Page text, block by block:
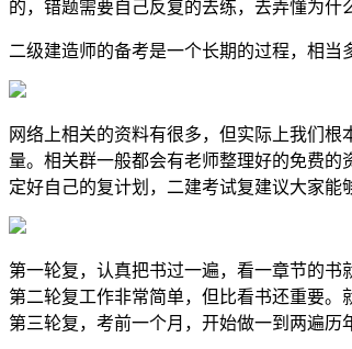
的，错题需要自己反复的去练，去弄懂为什
二级建造师的备考是一个长期的过程，相当
网络上相关的资料有很多，但实际上我们
量。相关群一般都会有老师整理好的免费的
定好自己的复计划，二建考试复建议大家能
第一轮复，认真把书过一遍，看一章节的书
第二轮复工作非常简单，但比看书还重要。
第三轮复，考前一个月，开始做一到两遍历